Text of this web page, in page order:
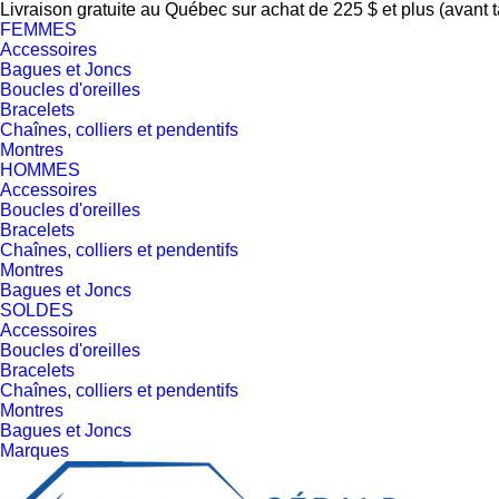
Livraison gratuite au Québec sur achat de 225 $ et plus (avant
FEMMES
Accessoires
Bagues et Joncs
Boucles d'oreilles
Bracelets
Chaînes, colliers et pendentifs
Montres
HOMMES
Accessoires
Boucles d'oreilles
Bracelets
Chaînes, colliers et pendentifs
Montres
Bagues et Joncs
SOLDES
Accessoires
Boucles d'oreilles
Bracelets
Chaînes, colliers et pendentifs
Montres
Bagues et Joncs
Marques